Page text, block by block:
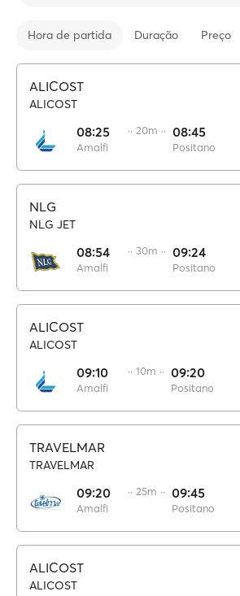
Hora de partida Duração Preço
ALICOST
ALICOST
08:25
Amalfi
·· 20m ·· 08:45
Positano
NLG
NLG JET
08:54
Amalfi
·· 30m ·· 09:24
Positano
ALICOST
ALICOST
09:10
Amalfi
·· 10m ·· 09:20
Positano
TRAVELMAR
TRAVELMAR
09:20
Amalfi
·· 25m ·· 09:45
Positano
ALICOST
ALICOST